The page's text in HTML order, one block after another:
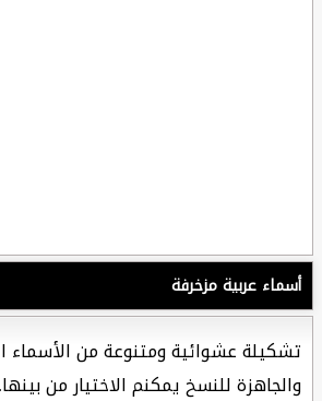
أسماء عربية مزخرفة
تشكيلة عشوائية ومتنوعة من الأسماء
والجاهزة للنسخ يمكنم الاختيار من بينها.